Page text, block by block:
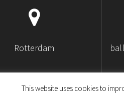
Rotterdam
This website uses cookies to